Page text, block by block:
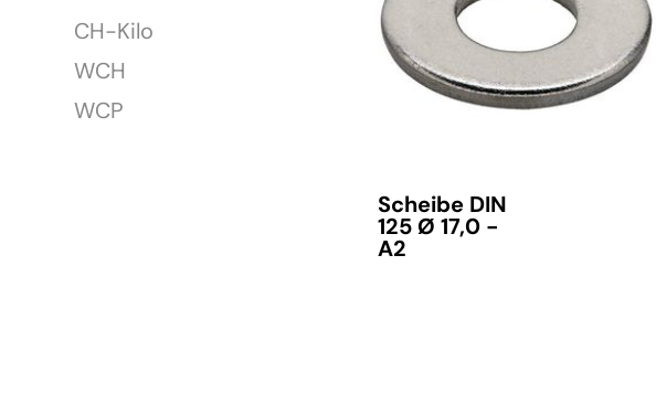
CH-Kilo
WCH
WCP
Scheibe DIN
125 Ø 17,0 -
A2